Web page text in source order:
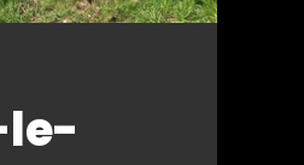
le-